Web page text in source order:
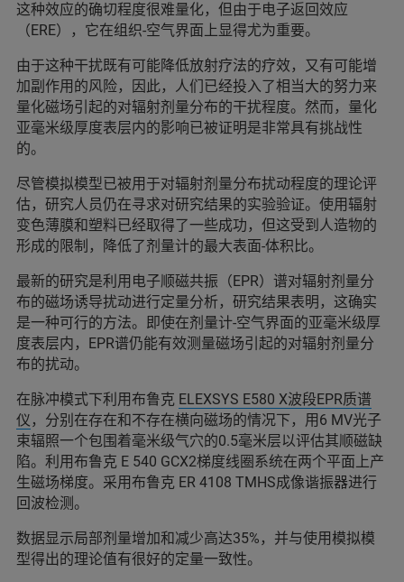
这种效应的确切程度很难量化，但由于电子返回效应
（ERE），它在组织-空气界面上显得尤为重要。
由于这种干扰既有可能降低放射疗法的疗效，又有可能增
加副作用的风险，因此，人们已经投入了相当大的努力来
量化磁场引起的对辐射剂量分布的干扰程度。然而，量化
亚毫米级厚度表层内的影响已被证明是非常具有挑战性
的。
尽管模拟模型已被用于对辐射剂量分布扰动程度的理论评
估，研究人员仍在寻求对研究结果的实验验证。使用辐射
变色薄膜和塑料已经取得了一些成功，但这受到人造物的
形成的限制，降低了剂量计的最大表面-体积比。
最新的研究是利用电子顺磁共振（EPR）谱对辐射剂量分
布的磁场诱导扰动进行定量分析，研究结果表明，这确实
是一种可行的方法。即使在剂量计-空气界面的亚毫米级厚
度表层内，EPR谱仍能有效测量磁场引起的对辐射剂量分
布的扰动。
在脉冲模式下利用布鲁克 ELEXSYS E580 X波段EPR质谱
仪 ，分别在存在和不存在横向磁场的情况下，用6 MV光子
束辐照一个包围着毫米级气穴的0.5毫米层以评估其顺磁缺
陷。利用布鲁克 E 540 GCX2梯度线圈系统在两个平面上产
生磁场梯度。采用布鲁克 ER 4108 TMHS成像谐振器进行
回波检测。
数据显示局部剂量增加和减少高达35%，并与使用模拟模
型得出的理论值有很好的定量一致性。